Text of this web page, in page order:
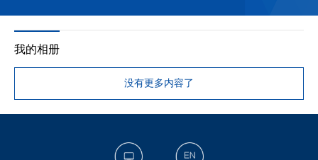
我的相册
没有更多内容了